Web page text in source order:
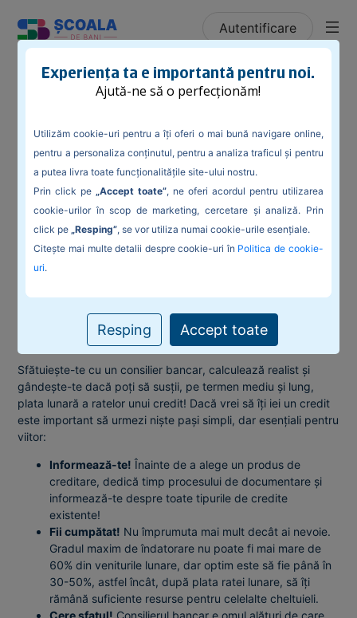
Autentificare
Blog / Cum să alegi un produs de creditare
Cum să alegi un produs de creditare
Indiferent de situație sau de motivele pentru care îți dorești
un produs de creditare, e bine să pui totul în balanță și să
cântărești bine decizia.
Sfătuiește-te cu un consilier bancar, calculează realist și
gândește-te dacă poți să susții, pe termen mediu și lung,
plata lunară a ratelor unui credit! Dacă vrei să îți iei un credit
este important să urmezi niște pași simpli, dar esențiali pentru
viitor:
Informează-te! Înainte de a alege un produs de
creditare, dedică timp procesului de documentare și
informează-te despre toate tipurile de credite
existente!
Fii cumpătat! Nu împrumuta mai mult decât ai nevoie.
Gradul maxim de îndatorare nu poate fi mai mare de
60% din veniturile lunare, dar optim este să fie până în
30-50%, astfel încât, după plata ratei lunare, să îți
rămână suficiente resurse pentru celelalte cheltuieli.
Cere sfatul! Consilierul bancar e omul alături de care
Experiența ta e importantă pentru noi.
Ajută-ne să o perfecționăm!
Utilizăm cookie-uri pentru a îți oferi o mai bună navigare online,
pentru a personaliza conținutul, pentru a analiza traficul și pentru
a putea livra toate funcționalitățile site-ului nostru.
Prin click pe
„Accept toate”, ne oferi acordul pentru utilizarea
cookie-urilor în scop de marketing, cercetare și analiză. Prin
click pe „Resping”, se vor utiliza numai cookie-urile esențiale.
Citește mai multe detalii despre cookie-uri în Politica de cookie-
uri.
Resping Accept toate